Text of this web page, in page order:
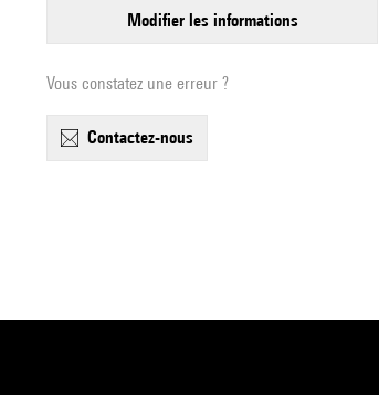
modifier les informations
Vous constatez une erreur ?
contactez-nous